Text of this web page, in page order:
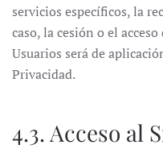
servicios específicos, la
caso, la cesión o el
Usuarios será de
Privacidad.
4.3. Acceso al